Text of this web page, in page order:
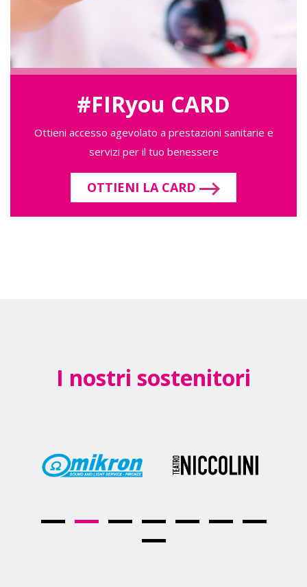
#FIRyou CARD
Ottieni accesso agevolato a prestazioni sanitarie e
servizi per il tuo benessere
OTTIENI LA CARD
I nostri sostenitori